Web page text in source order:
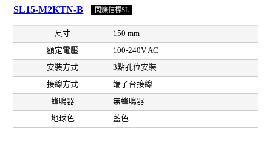
SL15-M2KTN-B 閃爍信標SL
尺寸
150 mm
額定電壓
100-240V AC
安裝方式
3點孔位安裝
接線方式
端子台接線
蜂鳴器
無蜂鳴器
地球色
藍色